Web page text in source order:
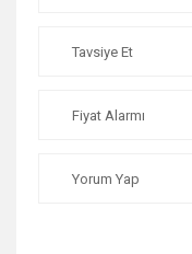
Tavsiye Et
Fiyat Alarmı
Yorum Yap